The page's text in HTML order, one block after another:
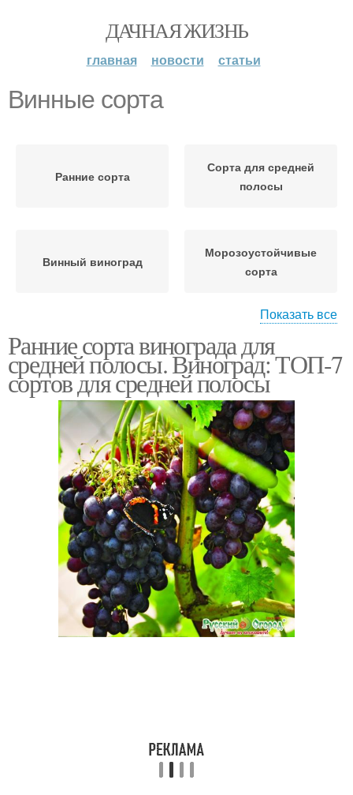
ДАЧНАЯ ЖИЗНЬ
главная новости статьи
Винные сорта
Ранние сорта
Сорта для средней
полосы
Винный виноград
Морозоустойчивые
сорта
Неукрывные сорта Виноградные сорта
Сорта для красного Надежные сорта
Технические сорта
Сорта для
нечерноземья
Неприхотливые сорта Зимостойкие сорта
Показать все
Ранние сорта винограда для
средней полосы. Виноград: ТОП-7
сортов для средней полосы